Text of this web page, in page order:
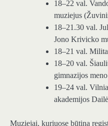
18–22 val.
muziejus
18–21.30 val.
Jono Krivicko
18–21 val.
18–20 val.
gimnazijos
19–24 val.
akademijos
Muziejai, kuriuose būtina